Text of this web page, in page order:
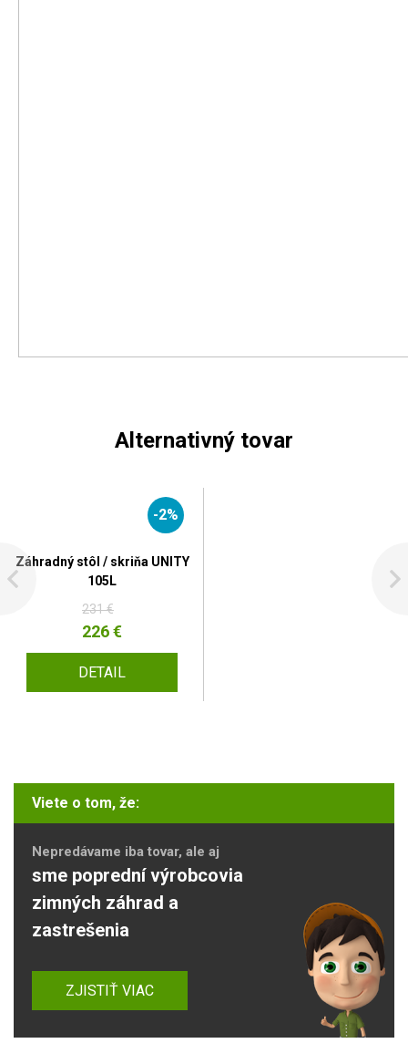
Alternativný tovar
-2%
Záhradný stôl / skriňa UNITY
105L
231 €
226 €
DETAIL
Viete o tom, že:
Nepredávame iba tovar, ale aj
sme poprední výrobcovia
zimných záhrad a
zastrešenia
ZJISTIŤ VIAC